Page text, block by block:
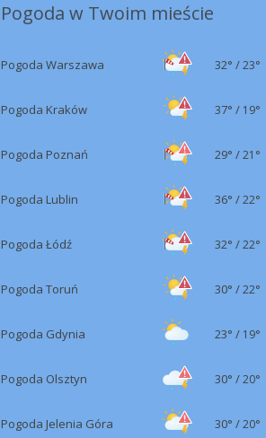
Pogoda w Twoim mieście
Pogoda Warszawa 32° /23°
Pogoda Kraków 37° / 19°
Pogoda Poznań 29° /21°
Pogoda Lublin 36° /22°
Pogoda Łódź 32° /22°
Pogoda Toruń 30° /22°
Pogoda Gdynia 23° / 19°
Pogoda Olsztyn 30° /20°
Pogoda Jelenia Góra 30° /20°